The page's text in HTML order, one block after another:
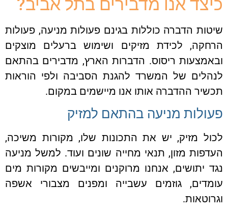
שיטות הדברה כוללות בגינם פעולות מניעה, פעולות
הרחקה, לכידת מזיקים ושימוש ברעלים מוצקים
ובאמצעות ריסוס. הדברות הארץ, מדבירים בהתאם
לנהלים של המשרד להגנת הסביבה ולפי הוראות
תכשיר ההדברה אותו אנו מיישמים במקום.
פעולות מניעה בהתאם למזיק
לכול מזיק, יש את התכונות שלו, מקורות משיכה,
העדפות מזון, תנאי מחייה שונים ועוד. למשל מניעה
נגד יתושים, אנחנו מרוקנים ומייבשים מקורות מים
עומדים, גוזמים עשבייה ומפנים מצבורי אשפה
וגרוטאות.